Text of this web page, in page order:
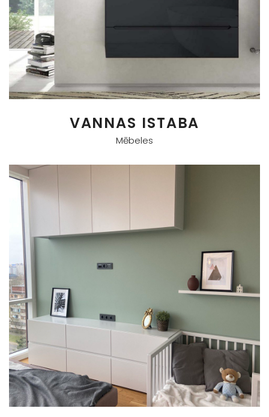
VANNAS ISTABA
Mēbeles